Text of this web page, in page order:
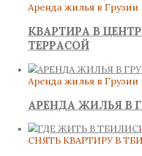
Аренда жилья в Грузии
КВАРТИРА В
ТЕРРАСОЙ
Аренда жилья в Грузии
АРЕНДА ЖИЛЬЯ В
СНЯТЬ КВАРТИРУ В